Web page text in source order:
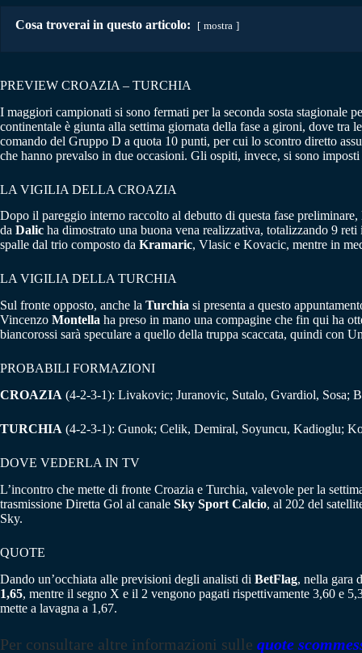
Cosa troverai in questo articolo: mostra
PREVIEW CROAZIA – TURCHIA
I maggiori campionati si sono fermati per la seconda sosta stagionale
continentale è giunta alla settima giornata della fase a gironi, dove tra
comando del Gruppo D a quota 10 punti, per cui lo scontro diretto
che hanno prevalso in due occasioni. Gli ospiti, invece, si sono
LA VIGILIA DELLA CROAZIA
Dopo il pareggio interno raccolto al debutto di questa fase preliminare,
da Dalic ha dimostrato una buona vena realizzativa, totalizzando 9
spalle dal trio composto da Kramaric, Vlasic e Kovacic, mentre in
LA VIGILIA DELLA TURCHIA
Sul fronte opposto, anche la Turchia si presenta a questo
Vincenzo Montella ha preso in mano una compagine che fin qui ha
biancorossi sarà speculare a quello della truppa scaccata, quindi con
PROBABILI FORMAZIONI
CROAZIA (4-2-3-1): Livakovic; Juranovic, Sutalo, Gvardiol,
TURCHIA (4-2-3-1): Gunok; Celik, Demiral, Soyuncu, Kadioglu;
DOVE VEDERLA IN TV
L’incontro che mette di fronte Croazia e Turchia, valevole per la
trasmissione Diretta Gol al canale Sky Sport Calcio, al 202 del
Sky.
QUOTE
Dando un’occhiata alle previsioni degli analisti di BetFlag, nella gara
1,65, mentre il segno X e il 2 vengono pagati rispettivamente 3,60 e
mette a lavagna a 1,67.
Per consultare altre informazioni sulle quote